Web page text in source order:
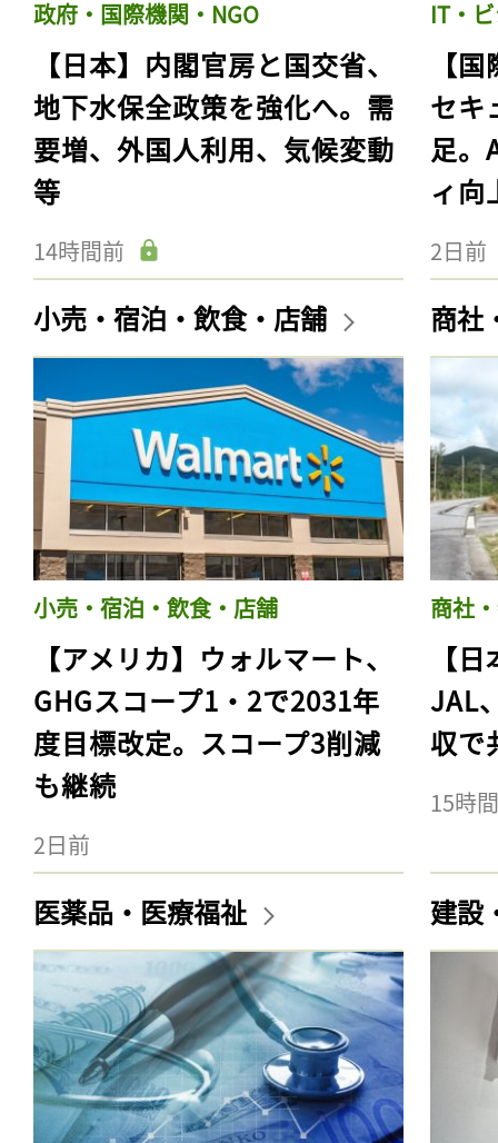
政府・国際機関・NGO
【日本】内閣官房と国交省、
地下水保全政策を強化へ。需
要増、外国人利用、気候変動
等
14時間前
IT・
【
セキ
足。
ィ向
2日前
小売・宿泊・飲食・店舗
小売・宿泊・飲食・店舗
【アメリカ】ウォルマート、
GHGスコープ1・2で2031年
度目標改定。スコープ3削減
も継続
2日前
商社
商社
【
JAL
収で
15時
医薬品・医療福祉 建設